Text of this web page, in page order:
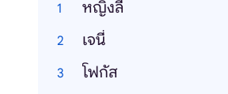
หญิงลี
เจนี่
โฟกัส